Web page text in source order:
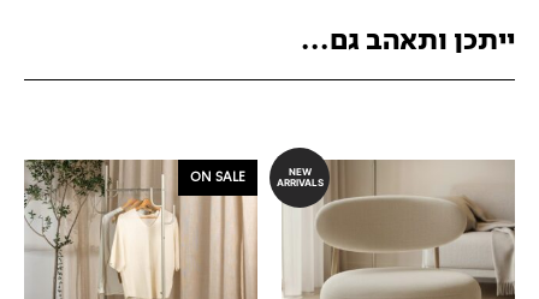
ייתכן ותאהב גם...
NEW
ARRIVALS
ON SALE